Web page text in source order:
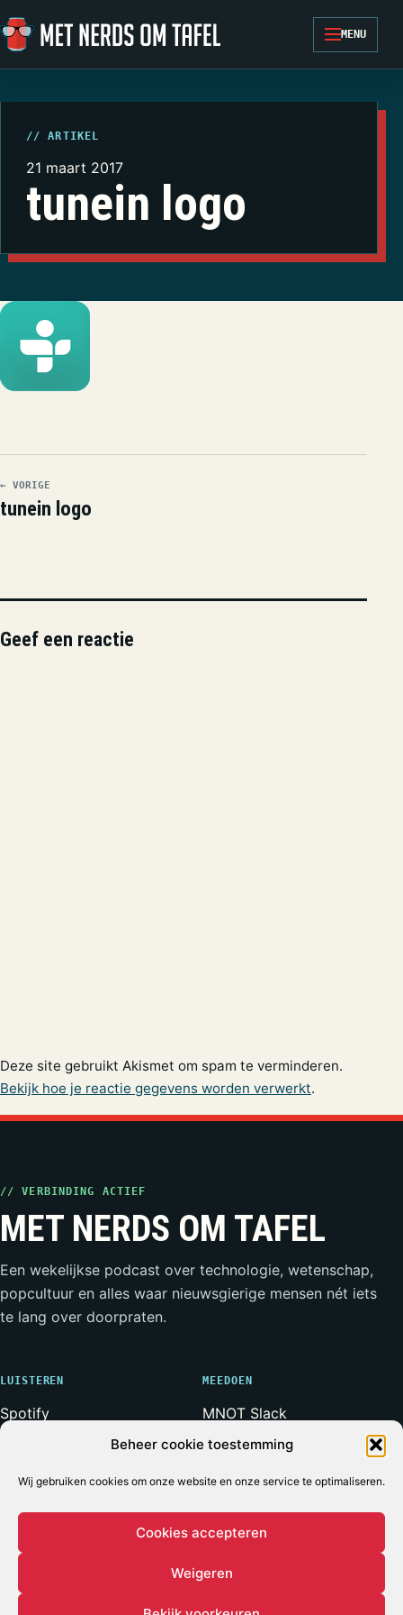
Beheer cookie toestemming
Wij gebruiken cookies om onze website en onze service te optimaliseren.
Cookies accepteren
Weigeren
Ga naar de inhoud
MENU
// ARTIKEL
21 maart 2017
tunein logo
← VORIGE
tunein logo
Geef een reactie
Deze site gebruikt Akismet om spam te verminderen.
Bekijk hoe je reactie gegevens worden verwerkt.
// VERBINDING ACTIEF
MET NERDS OM TAFEL
Een wekelijkse podcast over technologie, wetenschap,
popcultuur en alles waar nieuwsgierige mensen nét iets
te lang over doorpraten.
LUISTEREN
Spotify
RSS-feed
MEEDOEN
MNOT Slack
Weerwolven Slack
Adverteren
* Voor zover bij een podcast ooit iets volledig operationeel